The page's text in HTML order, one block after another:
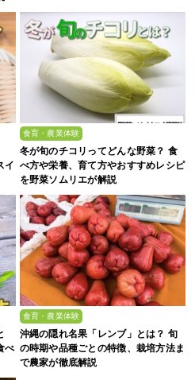
イ
食育・農業体験
冬が旬のチコリってどんな野菜？ 食
べ方や栄養、育て方やおすすめレシピ
を野菜ソムリエが解説
べ
食育・農業体験
沖縄の隠れ名果「レンブ」とは？ 旬
の時期や品種ごとの特徴、栽培方法ま
で農家が徹底解説